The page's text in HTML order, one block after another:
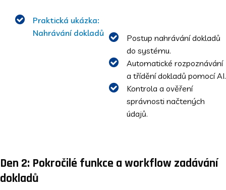
Praktická ukázka:
Nahrávání dokladů
Postup nahrávání dokladů
do systému.
Automatické rozpoznávání
a třídění dokladů pomocí AI.
Kontrola a ověření
správnosti načtených
údajů.
Den 2: Pokročilé funkce a workflow zadávání
dokladů